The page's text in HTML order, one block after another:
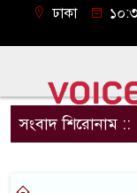
ঢাকা
সংবাদ শিরোনাম ::